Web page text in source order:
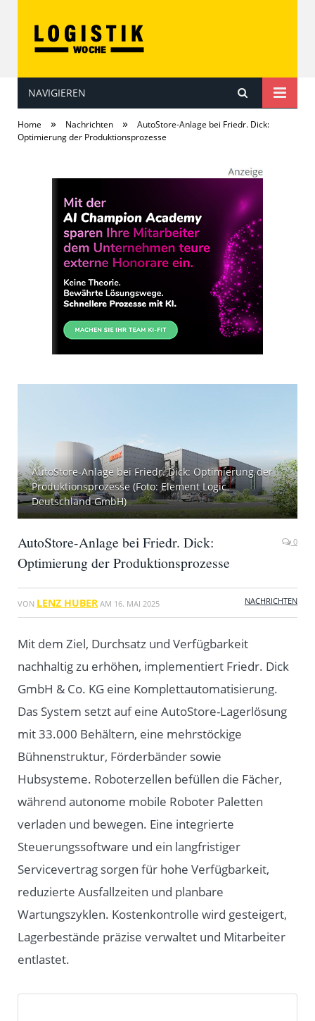
LOGISTIKwoche
NAVIGIEREN
Home » Nachrichten »
AutoStore-Anlage bei Friedr. Dick:
Optimierung der Produktionsprozesse
AutoStore-Anlage bei Friedr. Dick: Optimierung der
Produktionsprozesse (Foto: Element Logic
Deutschland GmbH)
AutoStore-Anlage bei Friedr. Dick:
Optimierung der Produktionsprozesse
0
VON LENZ HUBER AM 16. MAI 2025 NACHRICHTEN
Mit dem Ziel, Durchsatz und Verfügbarkeit
nachhaltig zu erhöhen, implementiert Friedr. Dick
GmbH & Co. KG eine Komplettautomatisierung.
Das System setzt auf eine AutoStore-Lagerlösung
mit 33.000 Behältern, eine mehrstöckige
Bühnenstruktur, Förderbänder sowie
Hubsysteme. Roboterzellen befüllen die Fächer,
während autonome mobile Roboter Paletten
verladen und bewegen. Eine integrierte
Steuerungssoftware und ein langfristiger
Servicevertrag sorgen für hohe Verfügbarkeit,
reduzierte Ausfallzeiten und planbare
Wartungszyklen. Kostenkontrolle wird gesteigert,
Lagerbestände präzise verwaltet und Mitarbeiter
entlastet.